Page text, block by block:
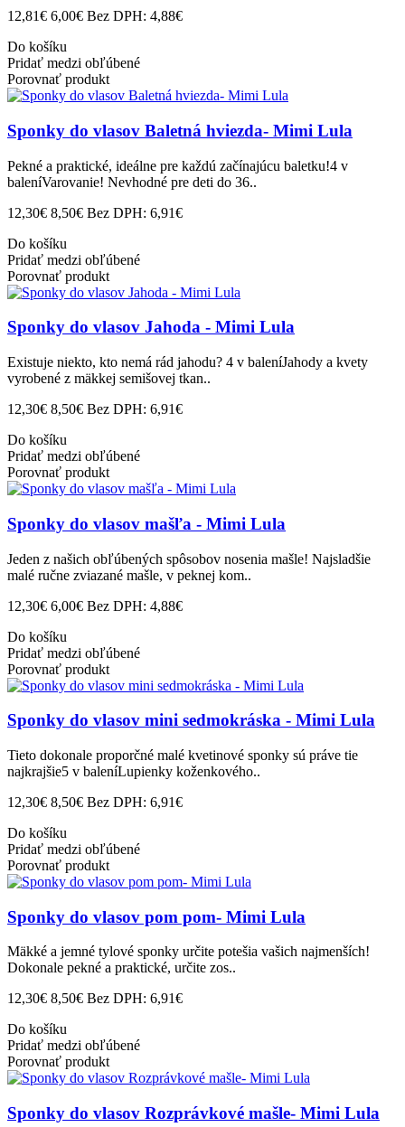
12,81€ 6,00€ Bez DPH: 4,88€
Do košíku
Pridať medzi obľúbené
Porovnať produkt
Sponky do vlasov Baletná hviezda- Mimi Lula
Pekné a praktické, ideálne pre každú začínajúcu baletku!4 v
baleníVarovanie! Nevhodné pre deti do 36..
12,30€ 8,50€ Bez DPH: 6,91€
Do košíku
Pridať medzi obľúbené
Porovnať produkt
Sponky do vlasov Jahoda - Mimi Lula
Existuje niekto, kto nemá rád jahodu? 4 v baleníJahody a kvety
vyrobené z mäkkej semišovej tkan..
12,30€ 8,50€ Bez DPH: 6,91€
Do košíku
Pridať medzi obľúbené
Porovnať produkt
Sponky do vlasov mašľa - Mimi Lula
Jeden z našich obľúbených spôsobov nosenia mašle! Najsladšie
malé ručne zviazané mašle, v peknej kom..
12,30€ 6,00€ Bez DPH: 4,88€
Do košíku
Pridať medzi obľúbené
Porovnať produkt
Sponky do vlasov mini sedmokráska - Mimi Lula
Tieto dokonale proporčné malé kvetinové sponky sú práve tie
najkrajšie5 v baleníLupienky koženkového..
12,30€ 8,50€ Bez DPH: 6,91€
Do košíku
Pridať medzi obľúbené
Porovnať produkt
Sponky do vlasov pom pom- Mimi Lula
Mäkké a jemné tylové sponky určite potešia vašich najmenších!
Dokonale pekné a praktické, určite zos..
12,30€ 8,50€ Bez DPH: 6,91€
Do košíku
Pridať medzi obľúbené
Porovnať produkt
Sponky do vlasov Rozprávkové mašle- Mimi Lula